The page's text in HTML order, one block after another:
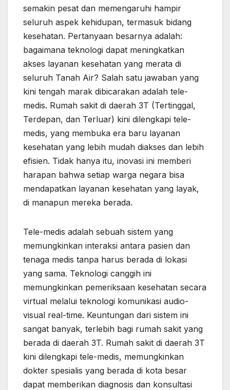
semakin pesat dan memengaruhi hampir
seluruh aspek kehidupan, termasuk bidang
kesehatan. Pertanyaan besarnya adalah:
bagaimana teknologi dapat meningkatkan
akses layanan kesehatan yang merata di
seluruh Tanah Air? Salah satu jawaban yang
kini tengah marak dibicarakan adalah tele-
medis. Rumah sakit di daerah 3T (Tertinggal,
Terdepan, dan Terluar) kini dilengkapi tele-
medis, yang membuka era baru layanan
kesehatan yang lebih mudah diakses dan lebih
efisien. Tidak hanya itu, inovasi ini memberi
harapan bahwa setiap warga negara bisa
mendapatkan layanan kesehatan yang layak,
di manapun mereka berada.
Tele-medis adalah sebuah sistem yang
memungkinkan interaksi antara pasien dan
tenaga medis tanpa harus berada di lokasi
yang sama. Teknologi canggih ini
memungkinkan pemeriksaan kesehatan secara
virtual melalui teknologi komunikasi audio-
visual real-time. Keuntungan dari sistem ini
sangat banyak, terlebih bagi rumah sakit yang
berada di daerah 3T. Rumah sakit di daerah 3T
kini dilengkapi tele-medis, memungkinkan
dokter spesialis yang berada di kota besar
dapat memberikan diagnosis dan konsultasi